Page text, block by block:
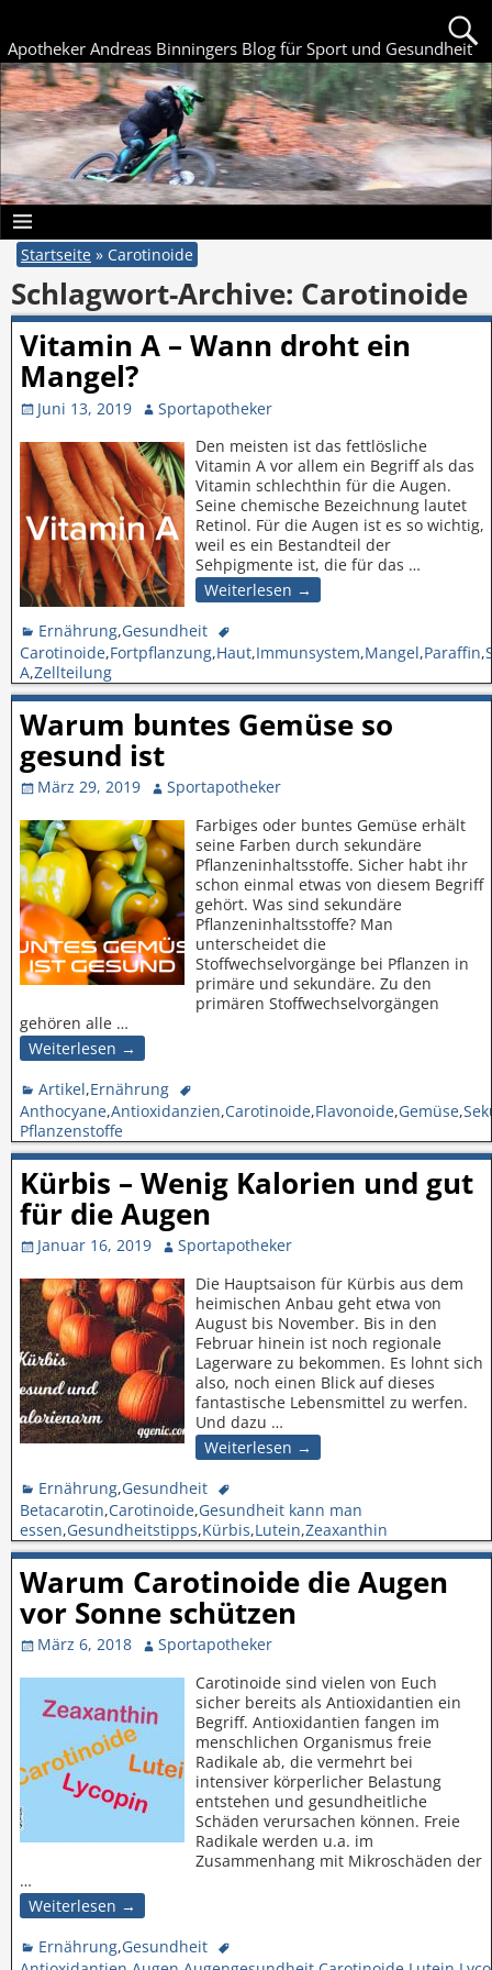
Apotheker Andreas Binningers Blog für Sport und Gesundheit
Startseite » Carotinoide
Schlagwort-Archive: Carotinoide
Vitamin A – Wann droht ein
Mangel?
Juni 13, 2019
Sportapotheker
Den meisten ist das fettlösliche
Vitamin A vor allem ein Begriff als das
Vitamin schlechthin für die Augen.
Seine chemische Bezeichnung lautet
Retinol. Für die Augen ist es so wichtig,
weil es ein Bestandteil der
Sehpigmente ist, die für das …
Weiterlesen →
Ernährung,Gesundheit
Carotinoide,Fortpflanzung,Haut,Immunsystem,Mangel,Paraffin,
A,Zellteilung
Warum buntes Gemüse so
gesund ist
März 29, 2019
Sportapotheker
Farbiges oder buntes Gemüse erhält
seine Farben durch sekundäre
Pflanzeninhaltsstoffe. Sicher habt ihr
schon einmal etwas von diesem Begriff
gehört. Was sind sekundäre
Pflanzeninhaltsstoffe? Man
unterscheidet die
Stoffwechselvorgänge bei Pflanzen in
primäre und sekundäre. Zu den
primären Stoffwechselvorgängen
gehören alle …
Weiterlesen →
Artikel,Ernährung
Anthocyane,Antioxidanzien,Carotinoide,Flavonoide,Gemüse,
Pflanzenstoffe
Kürbis – Wenig Kalorien und gut
für die Augen
Januar 16, 2019
Sportapotheker
Die Hauptsaison für Kürbis aus dem
heimischen Anbau geht etwa von
August bis November. Bis in den
Februar hinein ist noch regionale
Lagerware zu bekommen. Es lohnt sich
also, noch einen Blick auf dieses
fantastische Lebensmittel zu werfen.
Und dazu …
Weiterlesen →
Ernährung,Gesundheit
Betacarotin,Carotinoide,Gesundheit kann man
essen,Gesundheitstipps,Kürbis,Lutein,Zeaxanthin
Warum Carotinoide die Augen
vor Sonne schützen
März 6, 2018
Sportapotheker
Carotinoide sind vielen von Euch
sicher bereits als Antioxidantien ein
Begriff. Antioxidantien fangen im
menschlichen Organismus freie
Radikale ab, die vermehrt bei
intensiver körperlicher Belastung
entstehen und gesundheitliche
Schäden verursachen können. Freie
Radikale werden u.a. im
Zusammenhang mit Mikroschäden der
…
Weiterlesen →
Ernährung,Gesundheit